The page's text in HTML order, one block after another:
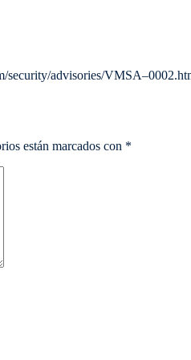
advisories/
están marcados con *